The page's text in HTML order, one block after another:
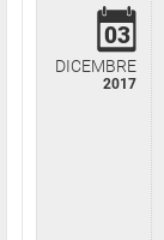
03
DICEMBRE
2017